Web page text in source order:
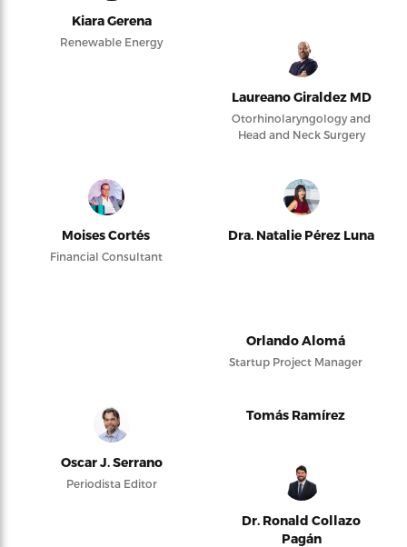
Kiara Gerena
Renewable Energy
Laureano Giraldez MD
Otorhinolaryngology and
Head and Neck Surgery
Moises Cortés
Financial Consultant
Dra. Natalie Pérez Luna
Orlando Alomá
Startup Project Manager
Oscar J. Serrano
Periodista Editor
Tomás Ramírez
Dr. Ronald Collazo
Pagán